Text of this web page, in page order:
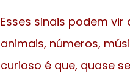
Esses sinais podem
animais, números,
curioso é que, quase